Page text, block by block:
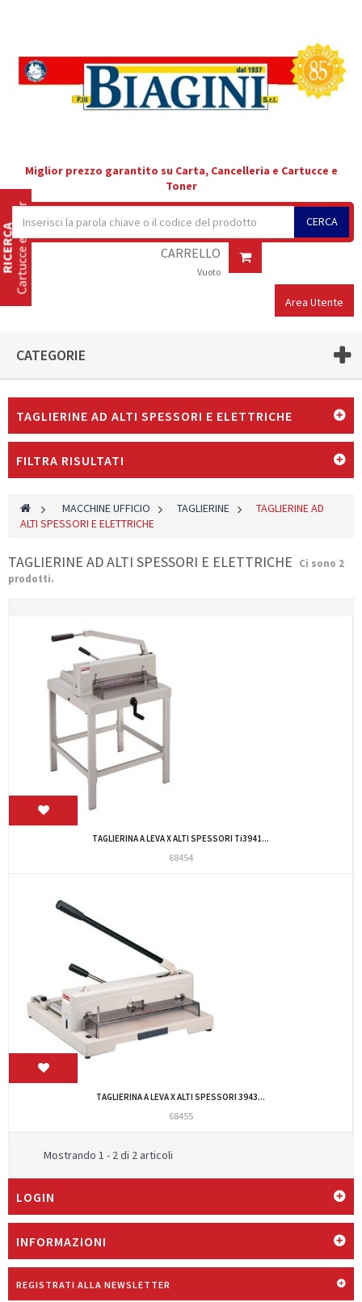
Miglior prezzo garantito su Carta, Cancelleria e Cartucce e
Toner
CERCA
CARRELLO
Vuoto
Area Utente
CATEGORIE
TAGLIERINE AD ALTI SPESSORI E ELETTRICHE
FILTRA RISULTATI
> MACCHINE UFFICIO > TAGLIERINE >
TAGLIERINE AD
ALTI SPESSORI E ELETTRICHE
TAGLIERINE AD ALTI SPESSORI E ELETTRICHE Ci sono 2
prodotti.
TAGLIERINA A LEVA X ALTI SPESSORI Ti3941...
68454
TAGLIERINA A LEVA X ALTI SPESSORI 3943...
68455
Mostrando 1 - 2 di 2 articoli
LOGIN
INFORMAZIONI
REGISTRATI ALLA NEWSLETTER
Cartucce e Toner